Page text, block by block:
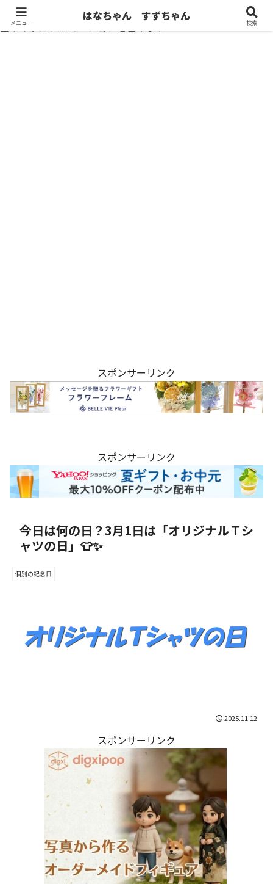
当サイトはプロモーションを含みます
スポンサーリンク
スポンサーリンク
今日は何の日？3月1日は「オリジナルＴシ
ャツの日」👕✨
個別の記念日
2025.11.12
スポンサーリンク
メニュー
はなちゃん すずちゃん
検索